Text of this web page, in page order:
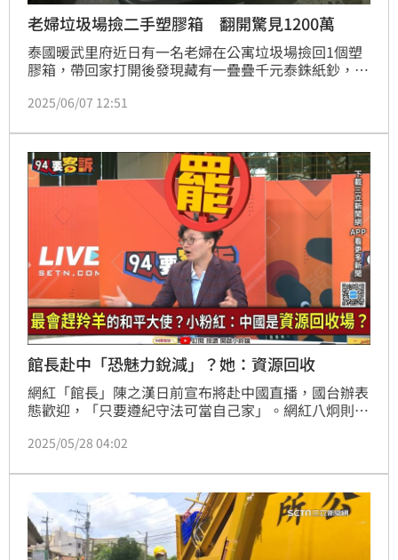
老婦垃圾場撿二手塑膠箱 翻開驚見1200萬
泰國暖武里府近日有一名老婦在公寓垃圾場撿回1個塑
膠箱，帶回家打開後發現藏有一疊疊千元泰銖紙鈔，還
後，確定總共有1200萬泰銖（約新台幣1174萬元），
2020年被從銀行提領，不清楚是否合法。
2025/06/07 12:51
館長赴中「恐魅力銳減」？她：資源回收
網紅「館長」陳之漢日前宣布將赴中國直播，國台辦表
態歡迎，「只要遵紀守法可當自己家」。網紅八炯則爆
跨境電商」。館長對此否認錄音檔真實性，並質疑自己
靜怡表示，館長赴中可以呼吸一下對岸的空氣，「不要
回來最好」，入籍成為中國人、說中國話，對台灣而言
也是資源回收的一種。
2025/05/28 04:02